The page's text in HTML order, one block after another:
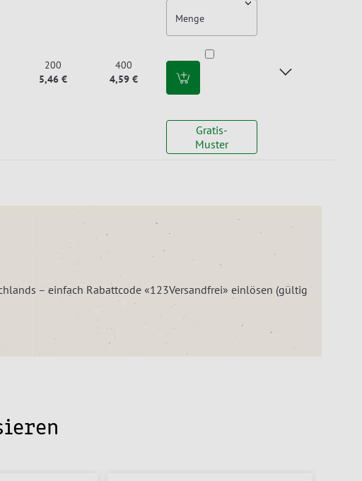
200
5,46 €
400
4,59 €
Menge
Gratis-
Muster
– einfach Rabattcode «123Versandfrei» einlösen (gültig